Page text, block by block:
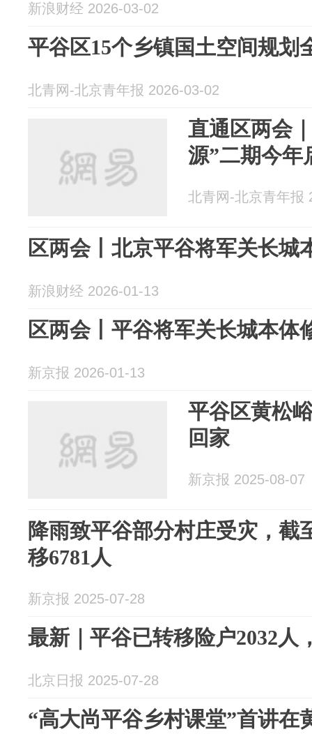
新浪财经 2026-03-02
平谷区15个乡镇国土空间规划
北青网-北京青年报 2026-03-02
直通区两会
源”二期今年
北青网-北京青年报
区两会丨北京平谷将军关长城
新浪财经 2026-01-13
区两会丨平谷将军关长城本体
新京报 2026-01-13
平谷区黄松
回家
新京报 2025-08-07
降雨致平谷部分村庄受灾，截
移6781人
新京报 2025-07-28
最新｜平谷已转移险户2032人
北京日报 2025-07-28
“高大尚平谷乡村课堂”首讲在